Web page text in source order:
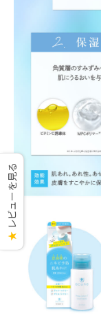
★
レビューを見る